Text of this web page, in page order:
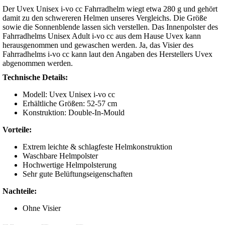
Der Uvex Unisex i-vo cc Fahrradhelm wiegt etwa 280 g und gehört
damit zu den schwereren Helmen unseres Vergleichs. Die Größe
sowie die Sonnenblende lassen sich verstellen. Das Innenpolster des
Fahrradhelms Unisex Adult i-vo cc aus dem Hause Uvex kann
herausgenommen und gewaschen werden. Ja, das Visier des
Fahrradhelms i-vo cc kann laut den Angaben des Herstellers Uvex
abgenommen werden.
Technische Details:
Modell: Uvex Unisex i-vo cc
Erhältliche Größen: 52-57 cm
Konstruktion: Double-In-Mould
Vorteile:
Extrem leichte & schlagfeste Helmkonstruktion
Waschbare Helmpolster
Hochwertige Helmpolsterung
Sehr gute Belüftungseigenschaften
Nachteile:
Ohne Visier